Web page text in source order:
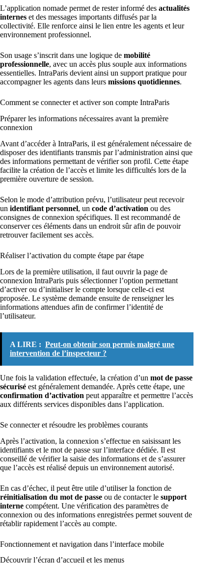
L’application nomade permet de rester informé des actualités
internes et des messages importants diffusés par la
collectivité. Elle renforce ainsi le lien entre les agents et leur
environnement professionnel.
Son usage s’inscrit dans une logique de mobilité
professionnelle, avec un accès plus souple aux informations
essentielles. IntraParis devient ainsi un support pratique pour
accompagner les agents dans leurs missions quotidiennes.
Comment se connecter et activer son compte IntraParis
Préparer les informations nécessaires avant la première
connexion
Avant d’accéder à IntraParis, il est généralement nécessaire de
disposer des identifiants transmis par l’administration ainsi que
des informations permettant de vérifier son profil. Cette étape
facilite la création de l’accès et limite les difficultés lors de la
première ouverture de session.
Selon le mode d’attribution prévu, l’utilisateur peut recevoir
un identifiant personnel, un code d’activation ou des
consignes de connexion spécifiques. Il est recommandé de
conserver ces éléments dans un endroit sûr afin de pouvoir
retrouver facilement ses accès.
Réaliser l’activation du compte étape par étape
Lors de la première utilisation, il faut ouvrir la page de
connexion IntraParis puis sélectionner l’option permettant
d’activer ou d’initialiser le compte lorsque celle-ci est
proposée. Le système demande ensuite de renseigner les
informations attendues afin de confirmer l’identité de
l’utilisateur.
A LIRE : Peut-on obtenir son permis malgré une
intervention de l’inspecteur ?
Une fois la validation effectuée, la création d’un mot de passe
sécurisé est généralement demandée. Après cette étape, une
confirmation d’activation peut apparaître et permettre l’accès
aux différents services disponibles dans l’application.
Se connecter et résoudre les problèmes courants
Après l’activation, la connexion s’effectue en saisissant les
identifiants et le mot de passe sur l’interface dédiée. Il est
conseillé de vérifier la saisie des informations et de s’assurer
que l’accès est réalisé depuis un environnement autorisé.
En cas d’échec, il peut être utile d’utiliser la fonction de
réinitialisation du mot de passe ou de contacter le support
interne compétent. Une vérification des paramètres de
connexion ou des informations enregistrées permet souvent de
rétablir rapidement l’accès au compte.
Fonctionnement et navigation dans l’interface mobile
Découvrir l’écran d’accueil et les menus